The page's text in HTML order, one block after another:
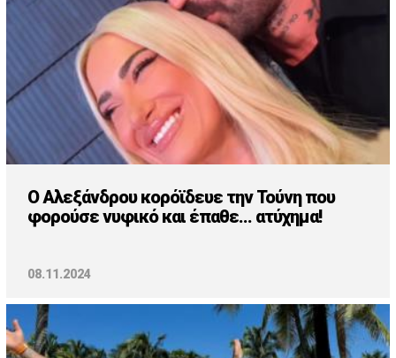
O Αλεξάνδρου κορόϊδευε την Τούνη που
φορούσε νυφικό και έπαθε... ατύχημα!
08.11.2024